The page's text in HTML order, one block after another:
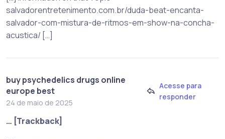
salvadorentretenimento.com.br/duda-beat-encanta-
salvador-com-mistura-de-ritmos-em-show-na-concha-
acustica/ […]
buy psychedelics drugs online
europe best
24 de maio de 2025
Acesse para
responder
… [Trackback]